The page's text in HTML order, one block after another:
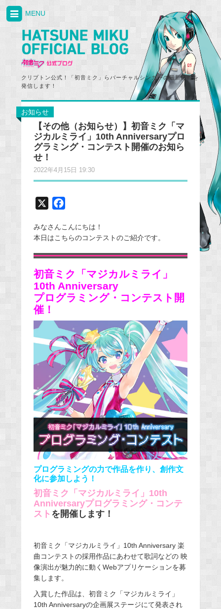
クリプトン公式！「初音ミク」らバーチャルシンガーの最新情報を
発信します！
MENU
お知らせ
【その他（お知らせ）】初音ミク「マ
ジカルミライ」10th Anniversaryプロ
グラミング・コンテスト開催のお知ら
せ！
2022年4月15日 19:30
c
e
b
o
k
みなさんこんにちは！
本日はこちらのコンテストのご紹介です。
初音ミク「マジカルミライ」
10th Anniversary
プログラミング・コンテスト開
催！
プログラミングの力で作品を作り、創作文
化に参加しよう！
初音ミク「マジカルミライ」10th
Anniversaryプログラミング・コンテ
スト を開催します！
初音ミク「マジカルミライ」10th Anniversary 楽
曲コンテストの採用作品にあわせて歌詞などの 映
像演出が魅力的に動くWebアプリケーションを募
集します。
入賞した作品は、初音ミク「マジカルミライ」
10th Anniversaryの企画展ステージにて発表され